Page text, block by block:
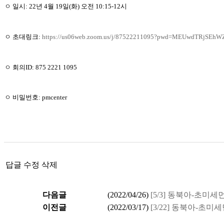
ㅇ 일시: 22년 4월 19일(화) 오전 10:15-12시
ㅇ 초대링크: https://us06web.zoom.us/j/
ㅇ 회의ID: 875 2221 1095
ㅇ 비밀번호: pmcenter
답글 수정 삭제
다음글 (2022/04/26) [5/3] 동북아-초미세
이전글
(2022/03/17) [3/22] 동북아-초미